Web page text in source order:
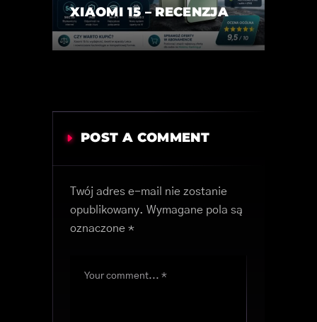
XIAOMI 15 – RECENZJA
POST A COMMENT
Twój adres e-mail nie zostanie
opublikowany. Wymagane pola są
oznaczone *